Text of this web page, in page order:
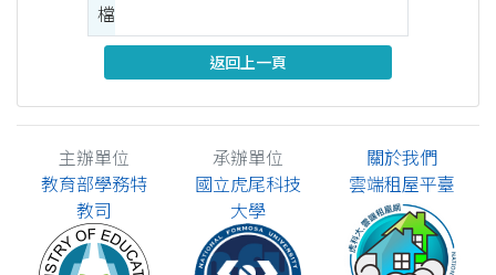
檔
返回上一頁
主辦單位
教育部學務特
教司
承辦單位
國立虎尾科技
大學
關於我們
雲端租屋平臺